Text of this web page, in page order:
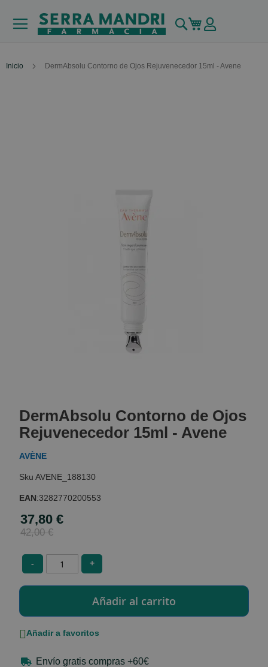
Buscar
Mi carrito
Inicio DermAbsolu Contorno de Ojos Rejuvenecedor 15ml - Avene
the
beginning
of
the
gallery
DermAbsolu Contorno de Ojos
Rejuvenecedor 15ml - Avene
AVÈNE
AVENE_188130
EAN:3282770200553
Special
Price
37,80 €
42,00 €
- +
Añadir a favoritos
Envío gratis compras +60€